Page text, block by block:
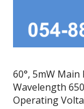
60°, 5mW
Wavelength
Operating